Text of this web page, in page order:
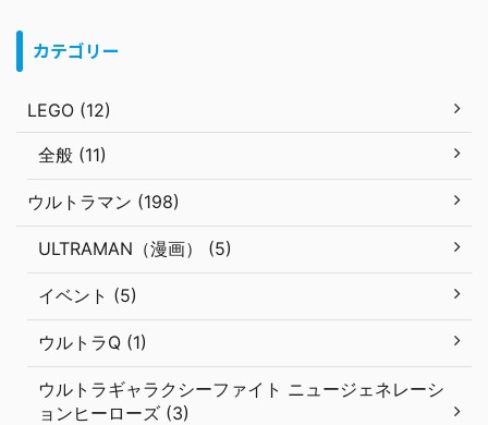
カテゴリー
LEGO (12)
全般 (11)
ウルトラマン (198)
ULTRAMAN（漫画） (5)
イベント (5)
ウルトラQ (1)
ウルトラギャラクシーファイト ニュージェネレーシ
ョンヒーローズ (3)